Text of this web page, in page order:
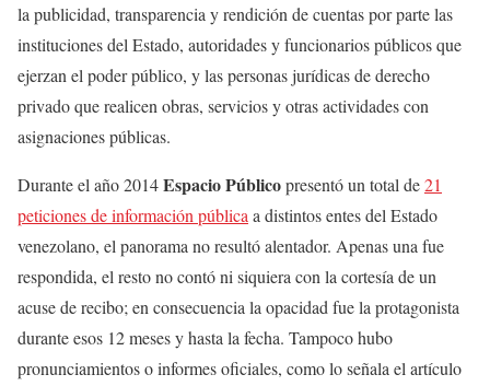
la publicidad, transparencia y rendición de cuentas por parte las
instituciones del Estado, autoridades y funcionarios públicos que
ejerzan el poder público, y las personas jurídicas de derecho
privado que realicen obras, servicios y otras actividades con
asignaciones públicas.
Durante el año 2014Espacio Públicopresentó un total de21
peticiones de información públicaa distintos entes del Estado
venezolano, el panorama no resultó alentador. Apenas una fue
respondida, el resto no contó ni siquiera con la cortesía de un
acuse de recibo; en consecuencia la opacidad fue la protagonista
durante esos 12 meses y hasta la fecha. Tampoco hubo
pronunciamientos o informes oficiales, como lo señala el artículo